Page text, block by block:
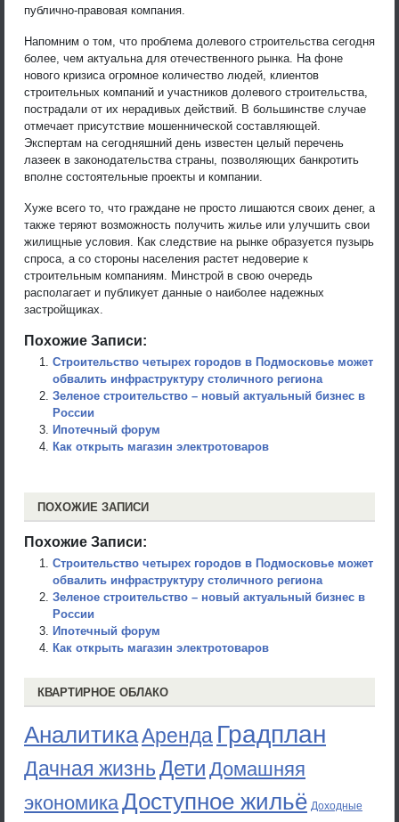
публично-правовая компания.
Напомним о том, что проблема долевого строительства сегодня
более, чем актуальна для отечественного рынка. На фоне
нового кризиса огромное количество людей, клиентов
строительных компаний и участников долевого строительства,
пострадали от их нерадивых действий. В большинстве случае
отмечает присутствие мошеннической составляющей.
Экспертам на сегодняшний день известен целый перечень
лазеек в законодательства страны, позволяющих банкротить
вполне состоятельные проекты и компании.
Хуже всего то, что граждане не просто лишаются своих денег, а
также теряют возможность получить жилье или улучшить свои
жилищные условия. Как следствие на рынке образуется пузырь
спроса, а со стороны населения растет недоверие к
строительным компаниям. Минстрой в свою очередь
располагает и публикует данные о наиболее надежных
застройщиках.
Похожие Записи:
Строительство четырех городов в Подмосковье может
обвалить инфраструктуру столичного региона
Зеленое строительство – новый актуальный бизнес в
России
Ипотечный форум
Как открыть магазин электротоваров
ПОХОЖИЕ ЗАПИСИ
Похожие Записи:
Строительство четырех городов в Подмосковье может
обвалить инфраструктуру столичного региона
Зеленое строительство – новый актуальный бизнес в
России
Ипотечный форум
Как открыть магазин электротоваров
КВАРТИРНОЕ ОБЛАКО
АналитикаАренда Градплан
Дачная жизньДети Домашняя
экономикаДоступное жильё Доходные